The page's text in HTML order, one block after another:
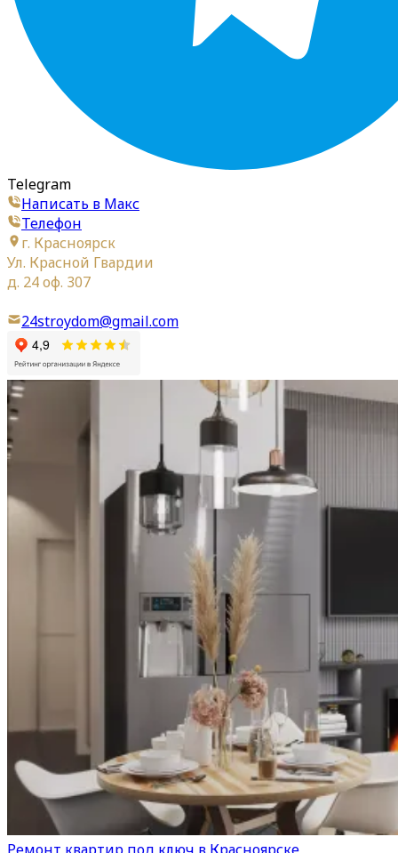
Telegram
Написать в Макс
Телефон
г. Красноярск
Ул. Красной Гвардии
д. 24 оф. 307
24stroydom@gmail.com
Ремонт квартир под ключ в Красноярске